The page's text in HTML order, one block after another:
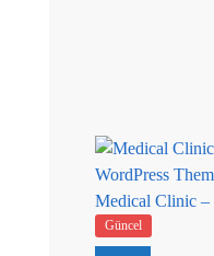
Medical Clinic –
Güncel